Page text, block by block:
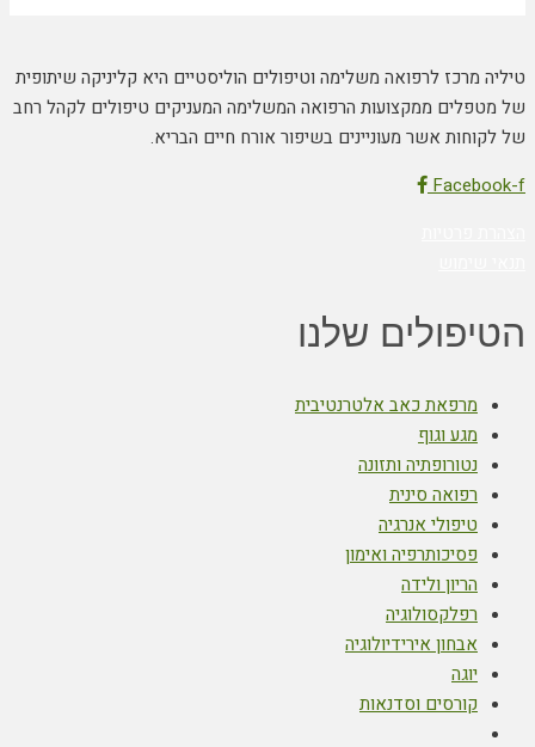
טיליה מרכז לרפואה משלימה וטיפולים הוליסטיים היא קליניקה שיתופית
של מטפלים ממקצועות הרפואה המשלימה המעניקים טיפולים לקהל רחב
של לקוחות אשר מעוניינים בשיפור אורח חיים הבריא.
Facebook-f
הטיפולים שלנו
מרפאת כאב אלטרנטיבית
מגע וגוף
נטורופתיה ותזונה
רפואה סינית
טיפולי אנרגיה
פסיכותרפיה ואימון
הריון ולידה
רפלקסולוגיה
אבחון אירידיולוגיה
יוגה
קורסים וסדנאות